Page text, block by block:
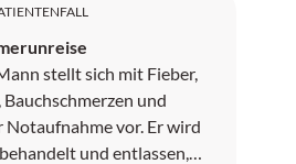
stellt sich mit Fieber,
und
Notaufnahme vor. Er wird
und entlassen,